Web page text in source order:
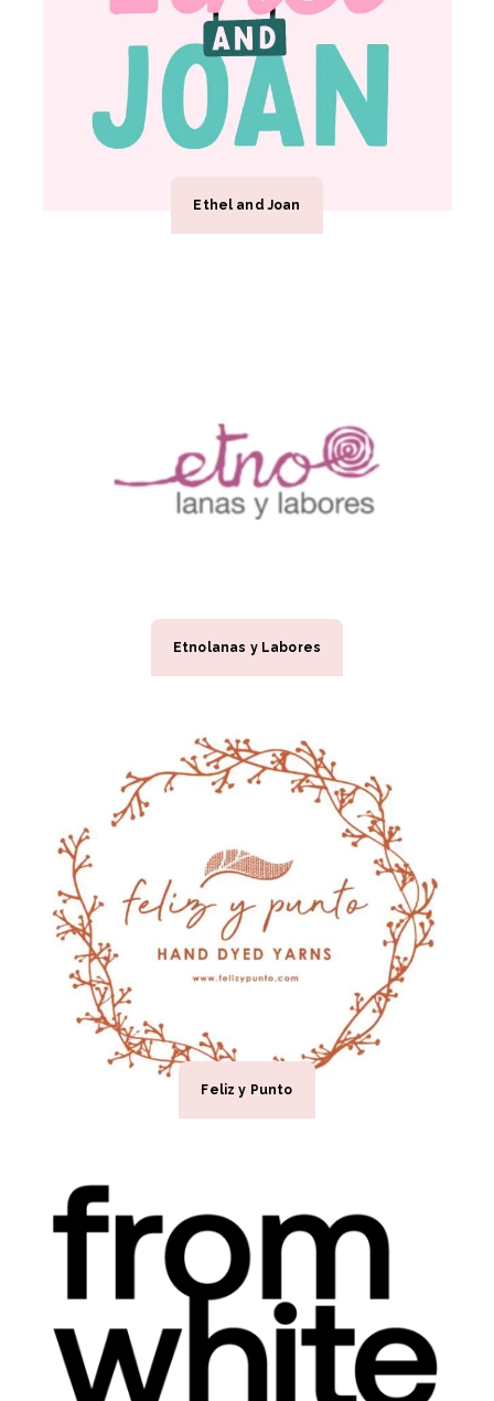
Ethel and Joan
Etnolanas y Labores
Feliz y Punto